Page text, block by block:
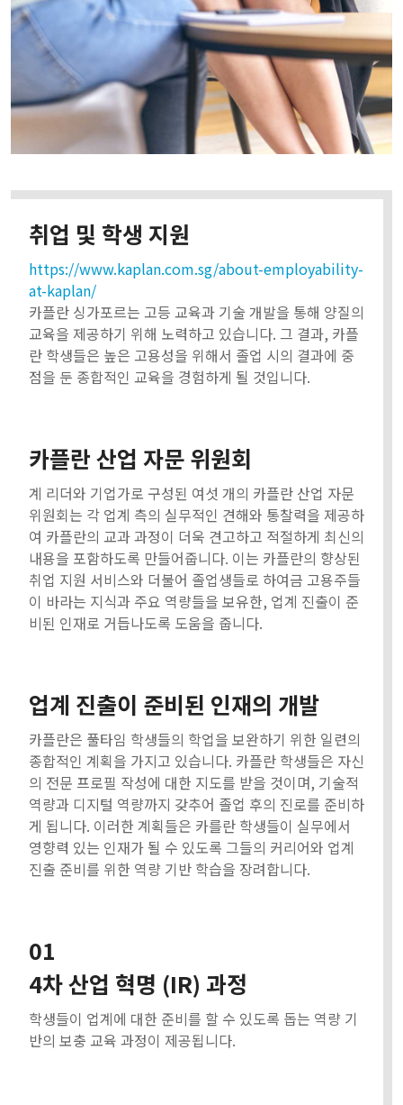
취업 및 학생 지원
https://www.kaplan.com.sg/about-employability-
at-kaplan/
카플란 싱가포르는 고등 교육과 기술 개발을 통해 양질의
교육을 제공하기 위해 노력하고 있습니다. 그 결과, 카플
란 학생들은 높은 고용성을 위해서 졸업 시의 결과에 중
점을 둔 종합적인 교육을 경험하게 될 것입니다.
카플란 산업 자문 위원회
계 리더와 기업가로 구성된 여섯 개의 카플란 산업 자문
위원회는 각 업계 측의 실무적인 견해와 통찰력을 제공하
여 카플란의 교과 과정이 더욱 견고하고 적절하게 최신의
내용을 포함하도록 만들어줍니다. 이는 카플란의 향상된
취업 지원 서비스와 더불어 졸업생들로 하여금 고용주들
이 바라는 지식과 주요 역량들을 보유한, 업계 진출이 준
비된 인재로 거듭나도록 도움을 줍니다.
업계 진출이 준비된 인재의 개발
카플란은 풀타임 학생들의 학업을 보완하기 위한 일련의
종합적인 계획을 가지고 있습니다. 카플란 학생들은 자신
의 전문 프로필 작성에 대한 지도를 받을 것이며, 기술적
역량과 디지털 역량까지 갖추어 졸업 후의 진로를 준비하
게 됩니다. 이러한 계획들은 카를란 학생들이 실무에서
영향력 있는 인재가 될 수 있도록 그들의 커리어와 업계
진출 준비를 위한 역량 기반 학습을 장려합니다.
01
4차 산업 혁명 (IR) 과정
학생들이 업계에 대한 준비를 할 수 있도록 돕는 역량 기
반의 보충 교육 과정이 제공됩니다.